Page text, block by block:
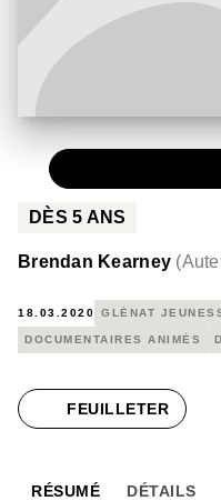
DÈS5 ANS
Brendan Kearney (
18.03.2020 GLÉNAT
DOCUMENTAIRES ANIMÉS
FEUILLETER
RÉSUMÉ DÉTAILS